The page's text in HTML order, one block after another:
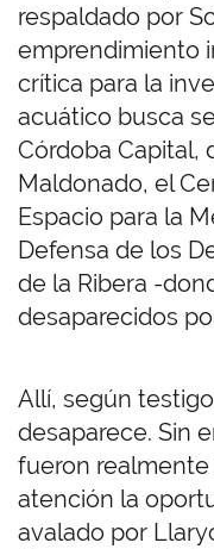
respaldado por
emprendimiento
crítica para la
acuático busca
Córdoba Capital,
Maldonado, el
Espacio para la
Defensa de los
de la Ribera -
desaparecidos
Allí, según
desaparece. Sin
fueron realmente
atención la
avalado por